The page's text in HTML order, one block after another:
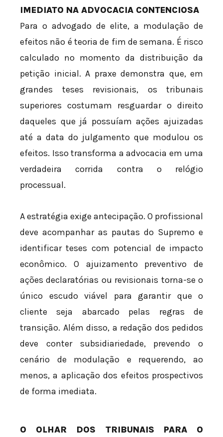
IMEDIATO NA ADVOCACIA CONTENCIOSA
Para o advogado de elite, a modulação de
efeitos não é teoria de fim de semana. É risco
calculado no momento da distribuição da
petição inicial. A praxe demonstra que, em
grandes teses revisionais, os tribunais
superiores costumam resguardar o direito
daqueles que já possuíam ações ajuizadas
até a data do julgamento que modulou os
efeitos. Isso transforma a advocacia em uma
verdadeira corrida contra o relógio
processual.
A estratégia exige antecipação. O profissional
deve acompanhar as pautas do Supremo e
identificar teses com potencial de impacto
econômico. O ajuizamento preventivo de
ações declaratórias ou revisionais torna-se o
único escudo viável para garantir que o
cliente seja abarcado pelas regras de
transição. Além disso, a redação dos pedidos
deve conter subsidiariedade, prevendo o
cenário de modulação e requerendo, ao
menos, a aplicação dos efeitos prospectivos
de forma imediata.
O OLHAR DOS TRIBUNAIS PARA O